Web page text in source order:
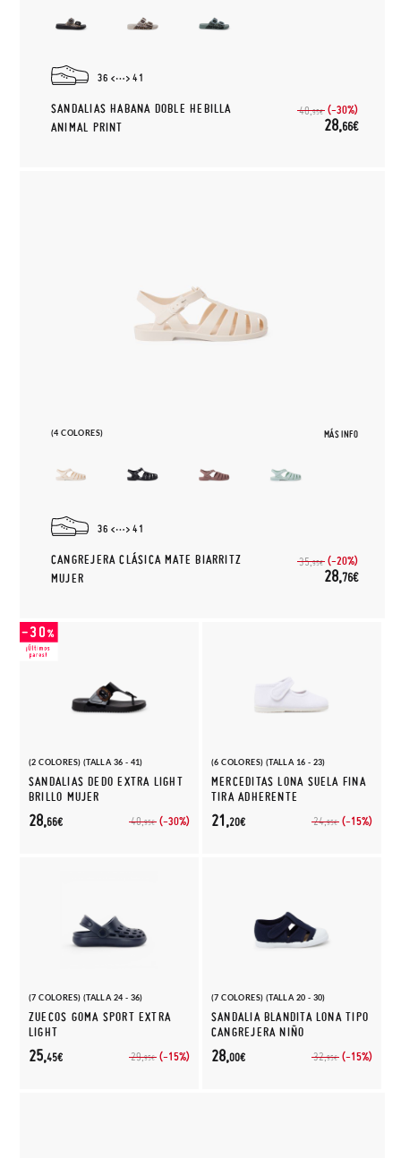
36 41
SANDALIAS HABANA DOBLE HEBILLA
ANIMAL PRINT
40,95€ (-30%)
28,66€
(4 COLORES) MÁS INFO
36 41
CANGREJERA CLÁSICA MATE BIARRITZ
MUJER
35,95€ (-20%)
28,76€
(2 COLORES) (TALLA 36 - 41)
SANDALIAS DEDO EXTRA LIGHT
BRILLO MUJER
40,95€ (-30%)
28,66€
(6 COLORES) (TALLA 16 - 23)
MERCEDITAS LONA SUELA FINA
TIRA ADHERENTE
24,95€ (-15%)
21,20€
(7 COLORES) (TALLA 24 - 36)
ZUECOS GOMA SPORT EXTRA
LIGHT
29,95€ (-15%)
25,45€
(7 COLORES) (TALLA 20 - 30)
SANDALIA BLANDITA LONA TIPO
CANGREJERA NIÑO
32,95€ (-15%)
28,00€